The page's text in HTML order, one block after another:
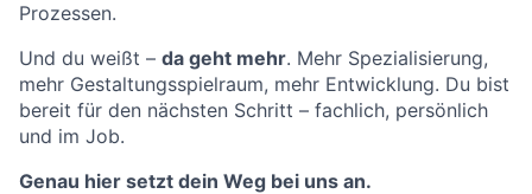
Prozessen.
Und du weißt – da geht mehr. Mehr Spezialisierung,
mehr Gestaltungsspielraum, mehr Entwicklung. Du bist
bereit für den nächsten Schritt – fachlich, persönlich
und im Job.
Genau hier setzt dein Weg bei uns an.